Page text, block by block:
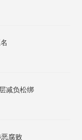
正名
减负松绑
腐败